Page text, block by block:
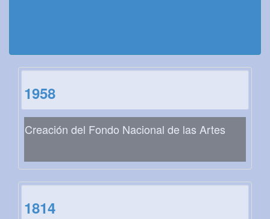
1958
Creación del Fondo Nacional de las Artes
1814